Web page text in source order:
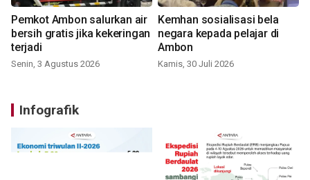
Pemkot Ambon salurkan air
bersih gratis jika kekeringan
terjadi
Senin, 3 Agustus 2026
Kemhan sosialisasi bela
negara kepada pelajar di
Ambon
Kamis, 30 Juli 2026
Infografik